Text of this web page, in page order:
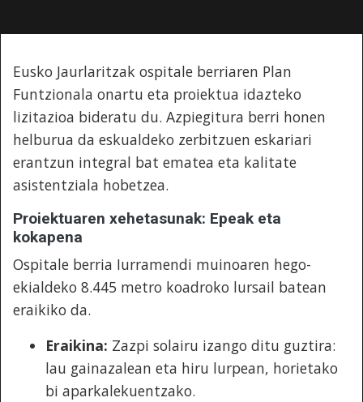
Eusko Jaurlaritzak ospitale berriaren Plan
Funtzionala onartu eta proiektua idazteko
lizitazioa bideratu du. Azpiegitura berri honen
helburua da eskualdeko zerbitzuen eskariari
erantzun integral bat ematea eta kalitate
asistentziala hobetzea.
Proiektuaren xehetasunak: Epeak eta
kokapena
Ospitale berria Iurramendi muinoaren hego-
ekialdeko 8.445 metro koadroko lursail batean
eraikiko da.
Eraikina: Zazpi solairu izango ditu guztira:
lau gainazalean eta hiru lurpean, horietako
bi aparkalekuentzako.